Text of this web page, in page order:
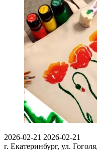
2026-02-21 2026-02-21
г. Екатеринбург, ул.